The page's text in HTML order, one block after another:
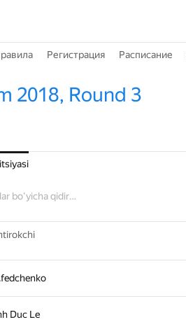
Регистрация Расписание
2018, Round 3
Duc Le